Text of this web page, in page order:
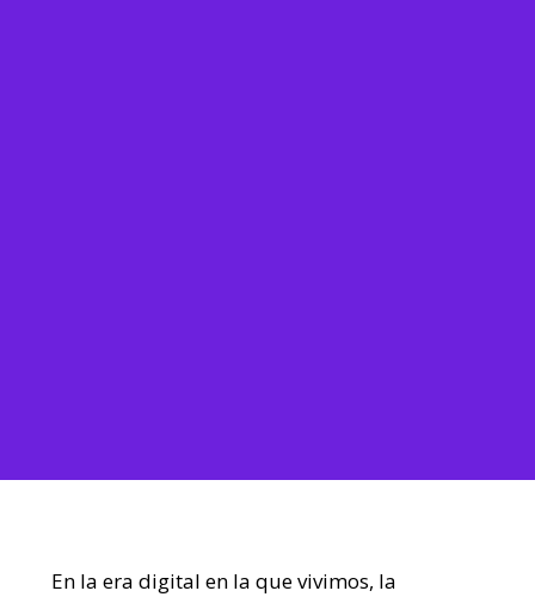
En la era digital en la que vivimos, la